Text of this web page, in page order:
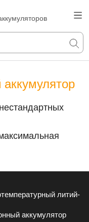
литий-
аккумулятор